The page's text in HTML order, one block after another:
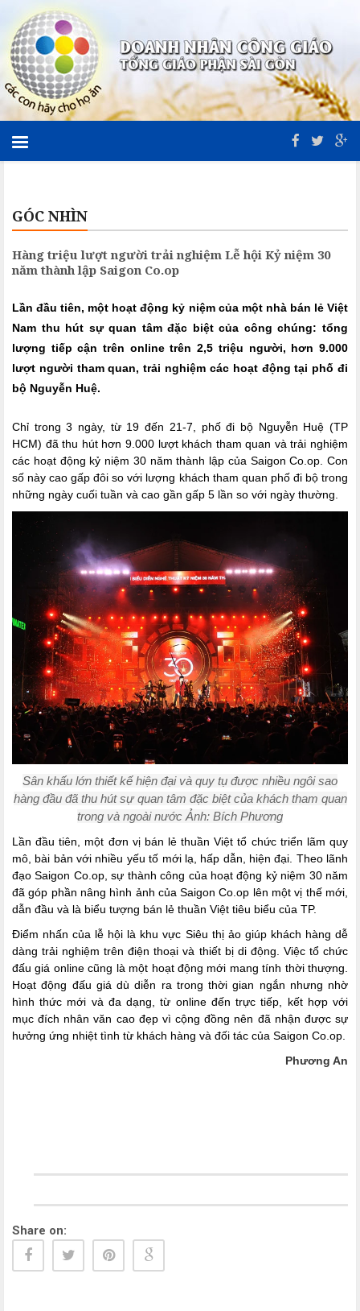
GÓC NHÌN
Hàng triệu lượt người trải nghiệm Lễ hội Kỷ niệm 30
năm thành lập Saigon Co.op
Lần đầu tiên, một hoạt động kỷ niệm của một nhà bán lẻ Việt
Nam thu hút sự quan tâm đặc biệt của công chúng: tổng
lượng tiếp cận trên online trên 2,5 triệu người, hơn 9.000
lượt người tham quan, trải nghiệm các hoạt động tại phố đi
bộ Nguyễn Huệ.
Chỉ trong 3 ngày, từ 19 đến 21-7, phố đi bộ Nguyễn Huệ (TP
HCM) đã thu hút hơn 9.000 lượt khách tham quan và trải nghiệm
các hoạt động kỷ niệm 30 năm thành lập của Saigon Co.op. Con
số này cao gấp đôi so với lượng khách tham quan phố đi bộ trong
những ngày cuối tuần và cao gần gấp 5 lần so với ngày thường.
Sân khấu lớn thiết kế hiện đại và quy tụ được nhiều ngôi sao
hàng đầu đã thu hút sự quan tâm đặc biệt của khách tham quan
trong và ngoài nước Ảnh: Bích Phương
Lần đầu tiên, một đơn vị bán lẻ thuần Việt tổ chức triển lãm quy
mô, bài bản với nhiều yếu tố mới lạ, hấp dẫn, hiện đại. Theo lãnh
đạo Saigon Co.op, sự thành công của hoạt động kỷ niệm 30 năm
đã góp phần nâng hình ảnh của Saigon Co.op lên một vị thế mới,
dẫn đầu và là biểu tượng bán lẻ thuần Việt tiêu biểu của TP.
Điểm nhấn của lễ hội là khu vực Siêu thị ảo giúp khách hàng dễ
dàng trải nghiệm trên điện thoại và thiết bị di động. Việc tổ chức
đấu giá online cũng là một hoạt động mới mang tính thời thượng.
Hoạt động đấu giá dù diễn ra trong thời gian ngắn nhưng nhờ
hình thức mới và đa dạng, từ online đến trực tiếp, kết hợp với
mục đích nhân văn cao đẹp vì cộng đồng nên đã nhận được sự
hưởng ứng nhiệt tình từ khách hàng và đối tác của Saigon Co.op.
Phương An
Share on: